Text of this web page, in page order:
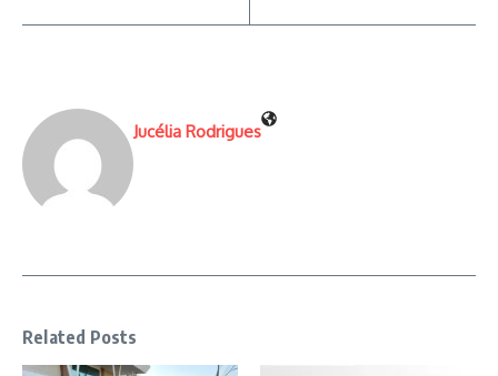
Jucélia Rodrigues
Related Posts